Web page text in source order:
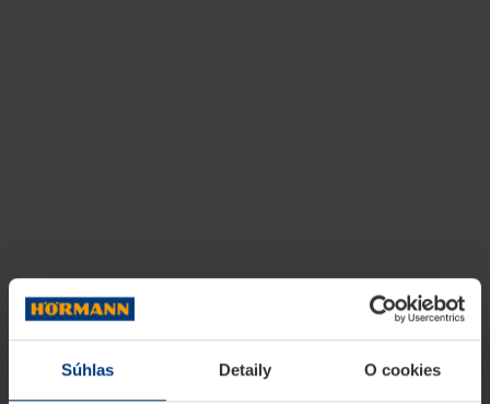
Súhlas Detaily O cookies